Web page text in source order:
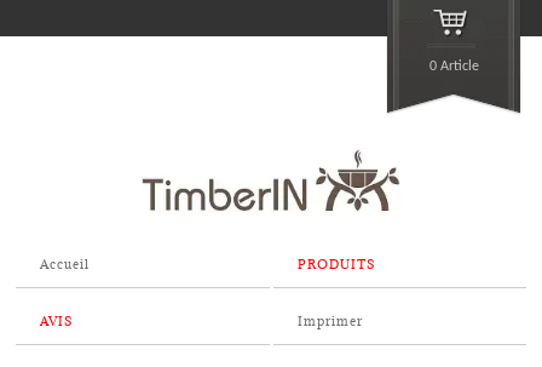
0 Article
Accueil PRODUITS
AVIS Imprimer